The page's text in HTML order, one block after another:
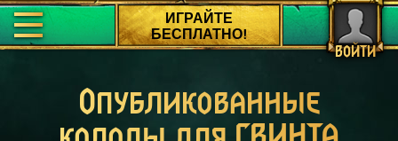
ВОЙТИ
ИГРАЙТЕ
БЕСПЛАТНО!
Опубликованные